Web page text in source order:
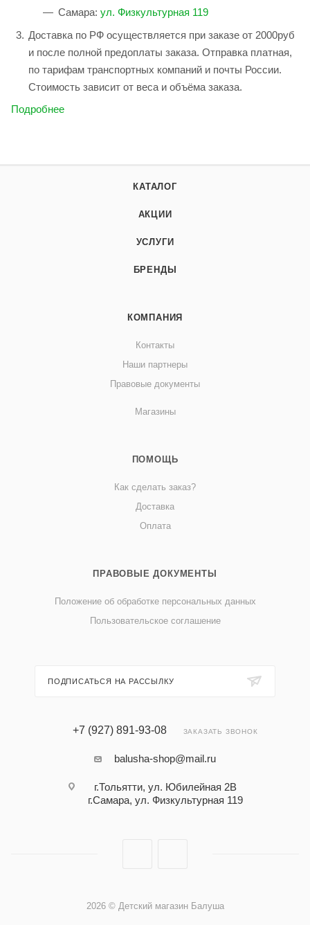
Самара: ул. Физкультурная 119
Доставка по РФ осуществляется при заказе от 2000руб
и после полной предоплаты заказа. Отправка платная,
по тарифам транспортных компаний и почты России.
Стоимость зависит от веса и объёма заказа.
Подробнее
КАТАЛОГ
АКЦИИ
УСЛУГИ
БРЕНДЫ
КОМПАНИЯ
Контакты
Наши партнеры
Правовые документы
Магазины
ПОМОЩЬ
Как сделать заказ?
Доставка
Оплата
ПРАВОВЫЕ ДОКУМЕНТЫ
Положение об обработке персональных данных
Пользовательское соглашение
ПОДПИСАТЬСЯ НА РАССЫЛКУ
+7 (927) 891-93-08 ЗАКАЗАТЬ ЗВОНОК
balusha-shop@mail.ru
г.Тольятти, ул. Юбилейная 2В
г.Самара, ул. Физкультурная 119
2026 © Детский магазин Балуша